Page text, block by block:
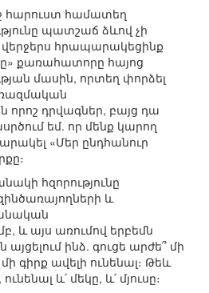
հարուստ համատեղ
պատշաճ ձևով չի
վերջերս հրապարակեցինք
քառահատորը հայոց
մասին, որտեղ փորձել
ռազմական
որոշ դրվագներ, բայց դա
եմ. որ մենք կարող
«Մեր ընդհանուր
հզորությունը
և
և այս առումով երբեմն
ինձ. գուցե արժե՞ մի
գիրք ավելի ունենալ։ Թեև
և՛ մեկը, և՛ մյուսը։